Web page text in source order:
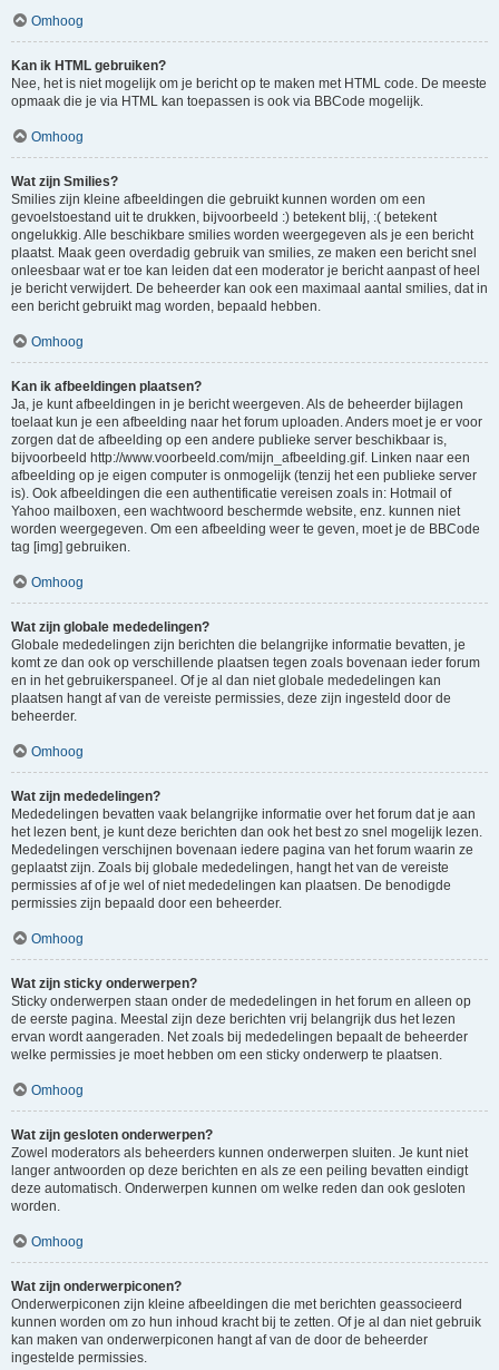
Omhoog
Kan ik HTML gebruiken?
Nee, het is niet mogelijk om je bericht op te maken met HTML code. De meeste
opmaak die je via HTML kan toepassen is ook via BBCode mogelijk.
Omhoog
Wat zijn Smilies?
Smilies zijn kleine afbeeldingen die gebruikt kunnen worden om een
gevoelstoestand uit te drukken, bijvoorbeeld :) betekent blij, :( betekent
ongelukkig. Alle beschikbare smilies worden weergegeven als je een bericht
plaatst. Maak geen overdadig gebruik van smilies, ze maken een bericht snel
onleesbaar wat er toe kan leiden dat een moderator je bericht aanpast of heel
je bericht verwijdert. De beheerder kan ook een maximaal aantal smilies, dat in
een bericht gebruikt mag worden, bepaald hebben.
Omhoog
Kan ik afbeeldingen plaatsen?
Ja, je kunt afbeeldingen in je bericht weergeven. Als de beheerder bijlagen
toelaat kun je een afbeelding naar het forum uploaden. Anders moet je er voor
zorgen dat de afbeelding op een andere publieke server beschikbaar is,
bijvoorbeeld http://www.voorbeeld.com/mijn_afbeelding.gif. Linken naar een
afbeelding op je eigen computer is onmogelijk (tenzij het een publieke server
is). Ook afbeeldingen die een authentificatie vereisen zoals in: Hotmail of
Yahoo mailboxen, een wachtwoord beschermde website, enz. kunnen niet
worden weergegeven. Om een afbeelding weer te geven, moet je de BBCode
tag [img] gebruiken.
Omhoog
Wat zijn globale mededelingen?
Globale mededelingen zijn berichten die belangrijke informatie bevatten, je
komt ze dan ook op verschillende plaatsen tegen zoals bovenaan ieder forum
en in het gebruikerspaneel. Of je al dan niet globale mededelingen kan
plaatsen hangt af van de vereiste permissies, deze zijn ingesteld door de
beheerder.
Omhoog
Wat zijn mededelingen?
Mededelingen bevatten vaak belangrijke informatie over het forum dat je aan
het lezen bent, je kunt deze berichten dan ook het best zo snel mogelijk lezen.
Mededelingen verschijnen bovenaan iedere pagina van het forum waarin ze
geplaatst zijn. Zoals bij globale mededelingen, hangt het van de vereiste
permissies af of je wel of niet mededelingen kan plaatsen. De benodigde
permissies zijn bepaald door een beheerder.
Omhoog
Wat zijn sticky onderwerpen?
Sticky onderwerpen staan onder de mededelingen in het forum en alleen op
de eerste pagina. Meestal zijn deze berichten vrij belangrijk dus het lezen
ervan wordt aangeraden. Net zoals bij mededelingen bepaalt de beheerder
welke permissies je moet hebben om een sticky onderwerp te plaatsen.
Omhoog
Wat zijn gesloten onderwerpen?
Zowel moderators als beheerders kunnen onderwerpen sluiten. Je kunt niet
langer antwoorden op deze berichten en als ze een peiling bevatten eindigt
deze automatisch. Onderwerpen kunnen om welke reden dan ook gesloten
worden.
Omhoog
Wat zijn onderwerpiconen?
Onderwerpiconen zijn kleine afbeeldingen die met berichten geassocieerd
kunnen worden om zo hun inhoud kracht bij te zetten. Of je al dan niet gebruik
kan maken van onderwerpiconen hangt af van de door de beheerder
ingestelde permissies.